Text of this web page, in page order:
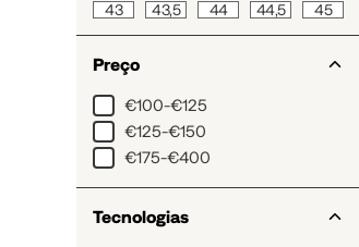
43
43,5 44 44,5 45
Preço
€100-€125
€125-€150
€175-€400
Tecnologias